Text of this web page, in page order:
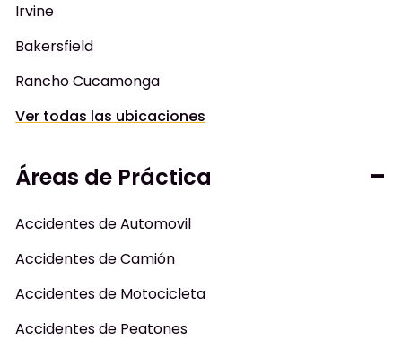
Irvine
Bakersfield
Rancho Cucamonga
Ver todas las ubicaciones
Áreas de Práctica
Accidentes de Automovil
Accidentes de Camión
Accidentes de Motocicleta
Accidentes de Peatones